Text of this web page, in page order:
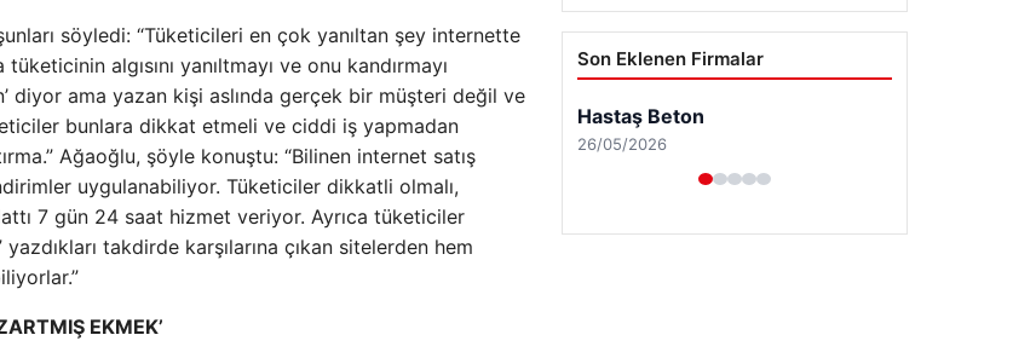
söyledi: “Tüketicileri en çok yanıltan şey internette
algısını yanıltmayı ve onu kandırmayı
diyor ama yazan kişi aslında gerçek bir müşteri değil ve
bunlara dikkat etmeli ve ciddi iş yapmadan
Ağaoğlu, şöyle konuştu: “Bilinen internet satış
uygulanabiliyor. Tüketiciler dikkatli olmalı,
7 gün 24 saat hizmet veriyor. Ayrıca tüketiciler
takdirde karşılarına çıkan sitelerden hem
EKMEK’
Son Eklenen Firmalar